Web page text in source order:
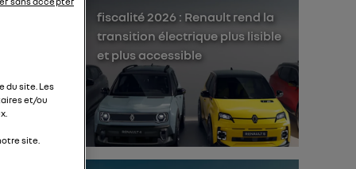
fiscalité 2026 : Renault rend la
transition électrique plus lisible
et plus accessible
du site. Les
et/ou
site.